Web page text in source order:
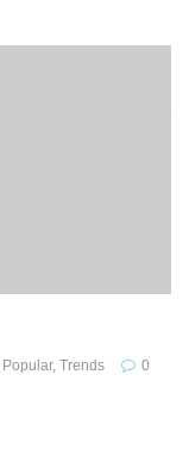
Popular,Trends
0